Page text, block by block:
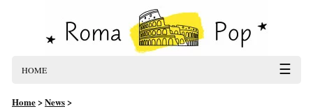
HOME ☰
Home>News>